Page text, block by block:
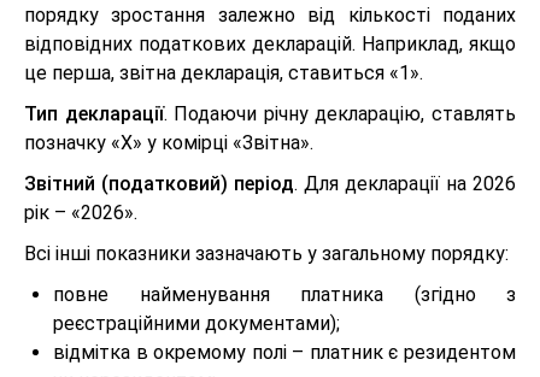
порядку зростання залежно від кількості поданих
відповідних податкових декларацій. Наприклад, якщо
це перша, звітна декларація, ставиться «1».
Тип декларації. Подаючи річну декларацію, ставлять
позначку «Х» у комірці «Звітна».
Звітний (податковий) період. Для декларації на 2026
рік – «2026».
Всі інші показники зазначають у загальному порядку:
повне найменування платника (згідно з
реєстраційними документами);
відмітка в окремому полі – платник є резидентом